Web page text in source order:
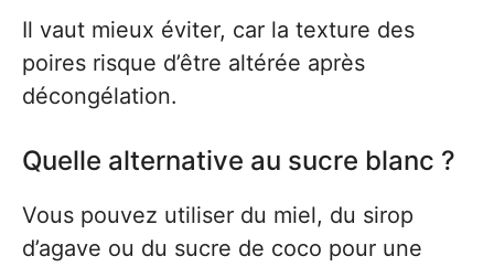
Il vaut mieux éviter, car la texture des
poires risque d’être altérée après
décongélation.
Quelle alternative au sucre blanc ?
Vous pouvez utiliser du miel, du sirop
d’agave ou du sucre de coco pour une